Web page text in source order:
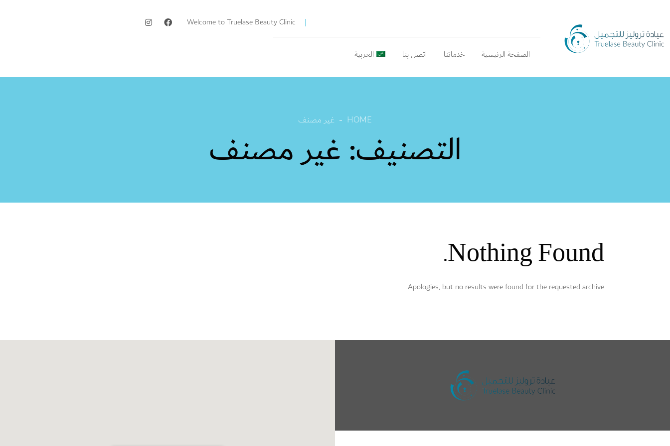
Welcome to Truelase Beauty Clinic
الصفحة الرئيسية خدماتنا اتصل بنا العربية
التصنيف:غير مصنف
HOME غير مصنف
Nothing Found.
Apologies, but no results were found for the requested archive.